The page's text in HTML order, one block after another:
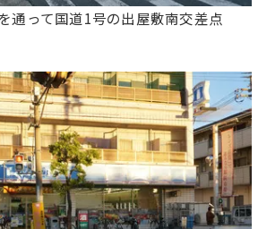
通って国道1号の出屋敷南交差点